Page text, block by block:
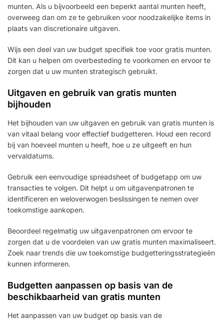
munten. Als u bijvoorbeeld een beperkt aantal munten heeft,
overweeg dan om ze te gebruiken voor noodzakelijke items in
plaats van discretionaire uitgaven.
Wijs een deel van uw budget specifiek toe voor gratis munten.
Dit kan u helpen om overbesteding te voorkomen en ervoor te
zorgen dat u uw munten strategisch gebruikt.
Uitgaven en gebruik van gratis munten
bijhouden
Het bijhouden van uw uitgaven en gebruik van gratis munten is
van vitaal belang voor effectief budgetteren. Houd een record
bij van hoeveel munten u heeft, hoe u ze uitgeeft en hun
vervaldatums.
Gebruik een eenvoudige spreadsheet of budgetapp om uw
transacties te volgen. Dit helpt u om uitgavenpatronen te
identificeren en weloverwogen beslissingen te nemen over
toekomstige aankopen.
Beoordeel regelmatig uw uitgavenpatronen om ervoor te
zorgen dat u de voordelen van uw gratis munten maximaliseert.
Zoek naar trends die uw toekomstige budgetteringsstrategieën
kunnen informeren.
Budgetten aanpassen op basis van de
beschikbaarheid van gratis munten
Het aanpassen van uw budget op basis van de